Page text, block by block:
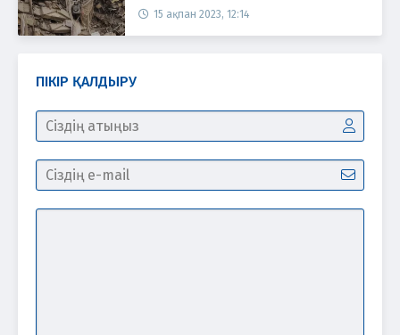
15 ақпан 2023, 12:14
ПІКІР ҚАЛДЫРУ